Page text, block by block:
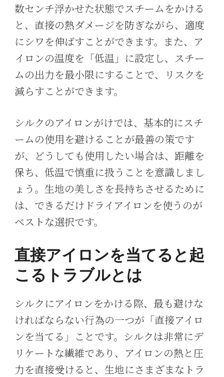
数センチ浮かせた状態でスチームをかける
と、直接の熱ダメージを防ぎながら、適度
にシワを伸ばすことができます。また、ア
イロンの温度を「低温」に設定し、スチー
ムの出力を最小限にすることで、リスクを
減らすことができます。
シルクのアイロンがけでは、基本的にスチ
ームの使用を避けることが最善の策です
が、どうしても使用したい場合は、距離を
保ち、低温で慎重に扱うことを意識しまし
ょう。生地の美しさを長持ちさせるために
は、できるだけドライアイロンを使うのが
ベストな選択です。
直接アイロンを当てると起
こるトラブルとは
シルクにアイロンをかける際、最も避けな
ければならない行為の一つが「直接アイロ
ンを当てる」ことです。シルクは非常にデ
リケートな繊維であり、アイロンの熱と圧
力を直接受けると、生地にさまざまなトラ